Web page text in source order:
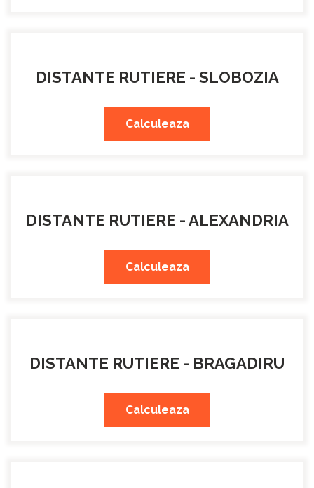
DISTANTE RUTIERE - SLOBOZIA
Calculeaza
DISTANTE RUTIERE - ALEXANDRIA
Calculeaza
DISTANTE RUTIERE - BRAGADIRU
Calculeaza